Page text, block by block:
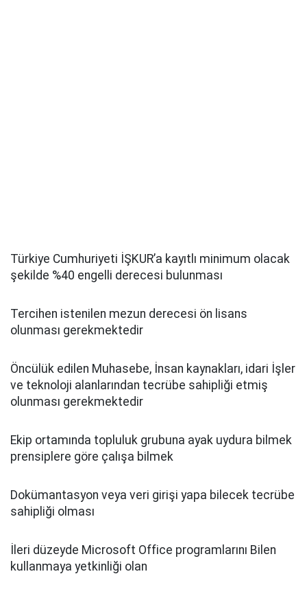
Türkiye Cumhuriyeti İŞKUR’a kayıtlı minimum olacak
şekilde %40 engelli derecesi bulunması
Tercihen istenilen mezun derecesi ön lisans
olunması gerekmektedir
Öncülük edilen Muhasebe, İnsan kaynakları, idari İşler
ve teknoloji alanlarından tecrübe sahipliği etmiş
olunması gerekmektedir
Ekip ortamında topluluk grubuna ayak uydura bilmek
prensiplere göre çalışa bilmek
Dokümantasyon veya veri girişi yapa bilecek tecrübe
sahipliği olması
İleri düzeyde Microsoft Office programlarını Bilen
kullanmaya yetkinliği olan